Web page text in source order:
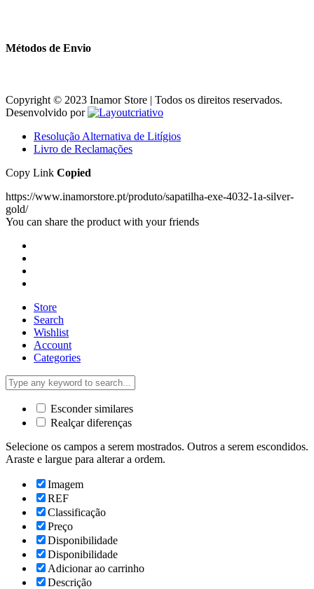
Métodos de Envio
Copyright © 2023 Inamor Store | Todos os direitos reservados.
Desenvolvido por
Resolução Alternativa de Litígios
Livro de Reclamações
Copy Link Copied
https://www.inamorstore.pt/produto/sapatilha-exe-4032-1a-silver-
gold/
You can share the product with your friends
Store
Search
Wishlist
Account
Categories
Esconder similares
Realçar diferenças
Selecione os campos a serem mostrados. Outros a serem escondidos.
Araste e largue para alterar a ordem.
Imagem
REF
Classificação
Preço
Disponibilidade
Disponibilidade
Adicionar ao carrinho
Descrição